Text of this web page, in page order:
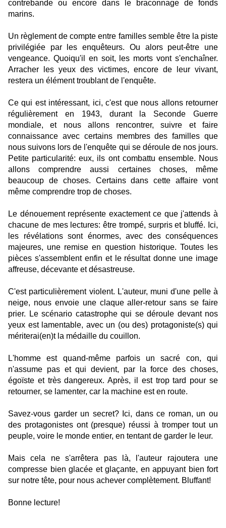
contrebande ou encore dans le braconnage de fonds
marins.
Un règlement de compte entre familles semble être la piste
privilégiée par les enquêteurs. Ou alors peut-être une
vengeance. Quoiqu'il en soit, les morts vont s'enchaîner.
Arracher les yeux des victimes, encore de leur vivant,
restera un élément troublant de l'enquête.
Ce qui est intéressant, ici, c'est que nous allons retourner
régulièrement en 1943, durant la Seconde Guerre
mondiale, et nous allons rencontrer, suivre et faire
connaissance avec certains membres des familles que
nous suivons lors de l'enquête qui se déroule de nos jours.
Petite particularité: eux, ils ont combattu ensemble. Nous
allons comprendre aussi certaines choses, même
beaucoup de choses. Certains dans cette affaire vont
même comprendre trop de choses.
Le dénouement représente exactement ce que j'attends à
chacune de mes lectures: être trompé, surpris et bluffé. Ici,
les révélations sont énormes, avec des conséquences
majeures, une remise en question historique. Toutes les
pièces s'assemblent enfin et le résultat donne une image
affreuse, décevante et désastreuse.
C'est particulièrement violent. L'auteur, muni d'une pelle à
neige, nous envoie une claque aller-retour sans se faire
prier. Le scénario catastrophe qui se déroule devant nos
yeux est lamentable, avec un (ou des) protagoniste(s) qui
mériterai(en)t la médaille du couillon.
L'homme est quand-même parfois un sacré con, qui
n'assume pas et qui devient, par la force des choses,
égoïste et très dangereux. Après, il est trop tard pour se
retourner, se lamenter, car la machine est en route.
Savez-vous garder un secret? Ici, dans ce roman, un ou
des protagonistes ont (presque) réussi à tromper tout un
peuple, voire le monde entier, en tentant de garder le leur.
Mais cela ne s'arrêtera pas là, l'auteur rajoutera une
compresse bien glacée et glaçante, en appuyant bien fort
sur notre tête, pour nous achever complètement. Bluffant!
Bonne lecture!